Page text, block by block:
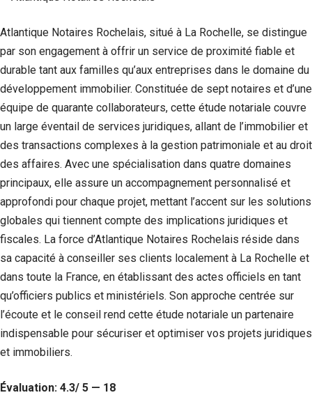
Atlantique Notaires Rochelais, situé à La Rochelle, se distingue
par son engagement à offrir un service de proximité fiable et
durable tant aux familles qu’aux entreprises dans le domaine du
développement immobilier. Constituée de sept notaires et d’une
équipe de quarante collaborateurs, cette étude notariale couvre
un large éventail de services juridiques, allant de l’immobilier et
des transactions complexes à la gestion patrimoniale et au droit
des affaires. Avec une spécialisation dans quatre domaines
principaux, elle assure un accompagnement personnalisé et
approfondi pour chaque projet, mettant l’accent sur les solutions
globales qui tiennent compte des implications juridiques et
fiscales. La force d’Atlantique Notaires Rochelais réside dans
sa capacité à conseiller ses clients localement à La Rochelle et
dans toute la France, en établissant des actes officiels en tant
qu’officiers publics et ministériels. Son approche centrée sur
l’écoute et le conseil rend cette étude notariale un partenaire
indispensable pour sécuriser et optimiser vos projets juridiques
et immobiliers.
Évaluation: 4.3/ 5 — 18